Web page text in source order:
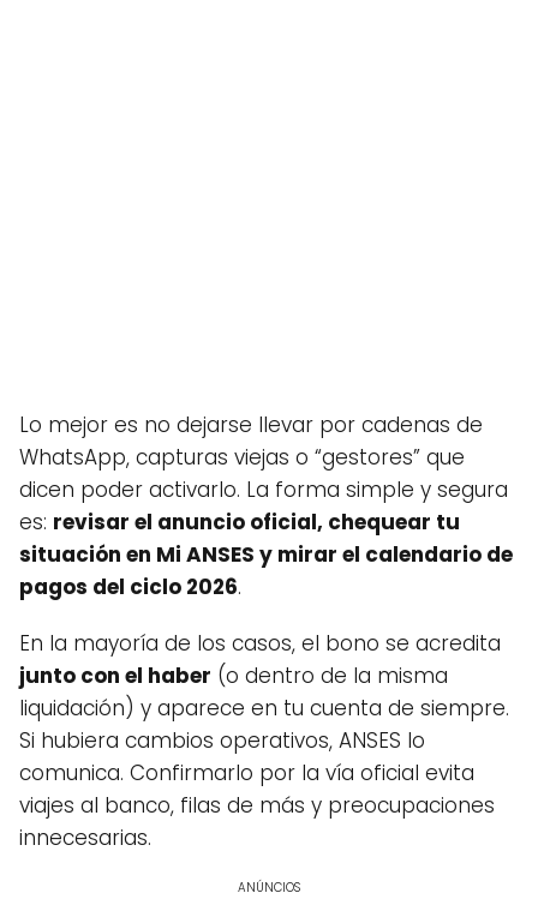
Lo mejor es no dejarse llevar por cadenas de
WhatsApp, capturas viejas o “gestores” que
dicen poder activarlo. La forma simple y segura
es: revisar el anuncio oficial, chequear tu
situación en Mi ANSES y mirar el calendario de
pagos del ciclo 2026.
En la mayoría de los casos, el bono se acredita
junto con el haber (o dentro de la misma
liquidación) y aparece en tu cuenta de siempre.
Si hubiera cambios operativos, ANSES lo
comunica. Confirmarlo por la vía oficial evita
viajes al banco, filas de más y preocupaciones
innecesarias.
ANÚNCIOS